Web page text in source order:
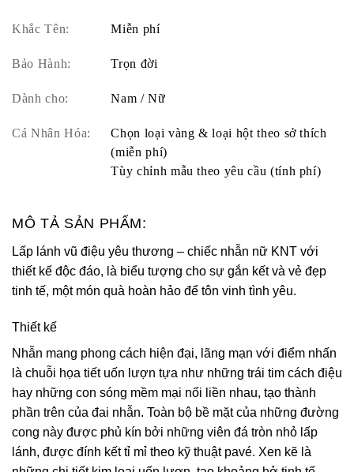
Khắc Tên: Miễn phí
Bảo Hành: Trọn đời
Dành cho: Nam / Nữ
Cá Nhân Hóa:
Chọn loại vàng & loại hột theo sở thích
(miễn phí)
Tùy chỉnh mẫu theo yêu cầu (tính phí)
MÔ TẢ SẢN PHẨM:
Lấp lánh vũ điệu yêu thương – chiếc nhẫn nữ KNT với
thiết kế độc đáo, là biểu tượng cho sự gắn kết và vẻ đẹp
tinh tế, một món quà hoàn hảo để tôn vinh tình yêu.
Thiết kế
Nhẫn mang phong cách hiện đại, lãng mạn với điểm nhấn
là chuỗi họa tiết uốn lượn tựa như những trái tim cách điệu
hay những con sóng mềm mại nối liền nhau, tạo thành
phần trên của đai nhẫn. Toàn bộ bề mặt của những đường
cong này được phủ kín bởi những viên đá tròn nhỏ lấp
lánh, được đính kết tỉ mỉ theo kỹ thuật pavé. Xen kẽ là